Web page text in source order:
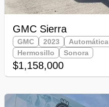
GMC Sierra
GMC 2023
Automática
Hermosillo
Sonora
$1,158,000